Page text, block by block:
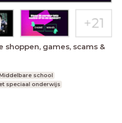
shoppen, games, scams &
school
speciaal onderwijs